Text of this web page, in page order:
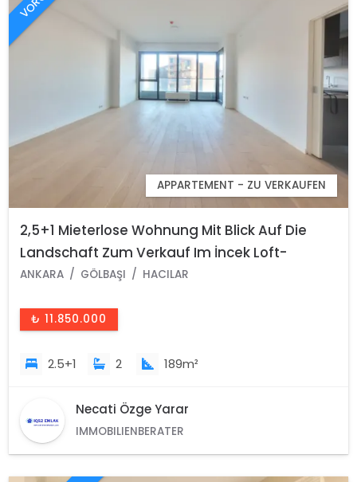
APPARTEMENT - ZU VERKAUFEN
2,5+1 Mieterlose Wohnung Mit Blick Auf Die
Landschaft Zum Verkauf Im İncek Loft-
Komplex
ANKARA GÖLBAŞI HACILAR
₺ 11.850.000
2.5+1 2 189m²
Necati Özge Yarar
IMMOBILIENBERATER